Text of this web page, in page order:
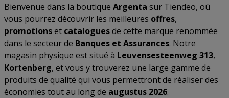
Bienvenue dans la boutique Argenta sur Tiendeo, où
vous pourrez découvrir les meilleures offres,
promotionset cataloguesde cette marque renommée
dans le secteur de Banques et Assurances. Notre
magasin physique est situé à Leuvensesteenweg 313,
Kortenberg, et vous y trouverez une large gamme de
produits de qualité qui vous permettront de réaliser des
économies tout au long de augustus 2026.